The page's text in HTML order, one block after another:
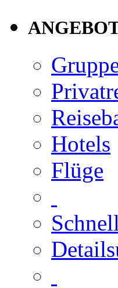
Hotels
Flüge